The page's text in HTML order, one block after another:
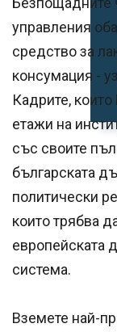
управления
средство за
консумация -
Кадрите,
етажи на
със своите
българската
политически
които трябва
европейската
система.
Вземете най-